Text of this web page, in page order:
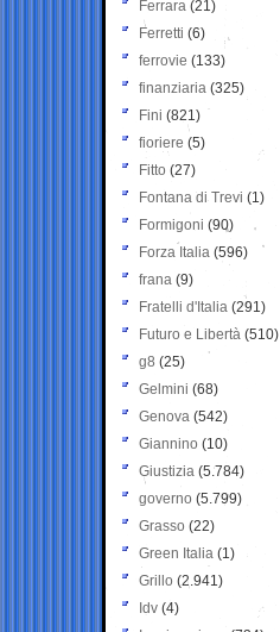
Ferrara (21)
Ferretti (6)
ferrovie (133)
finanziaria (325)
Fini (821)
fioriere (5)
Fitto (27)
Fontana di Trevi (1)
Formigoni (90)
Forza Italia (596)
frana (9)
Fratelli d'Italia (291)
Futuro e Libertà (510)
g8 (25)
Gelmini (68)
Genova (542)
Giannino (10)
Giustizia (5.784)
governo (5.799)
Grasso (22)
Green Italia (1)
Grillo (2.941)
Idv (4)